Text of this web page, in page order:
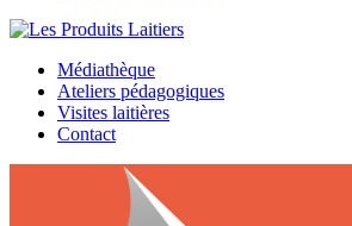
Médiathèque
Ateliers pédagogiques
Visites laitières
Contact